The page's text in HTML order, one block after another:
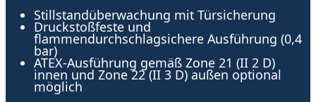
Stillstandüberwachung mit Türsicherung
Druckstoßfeste und
flammendurchschlagsichere Ausführung (0,4
bar)
ATEX-Ausführung gemäß Zone 21 (II 2 D)
innen und Zone 22 (II 3 D) außen optional
möglich